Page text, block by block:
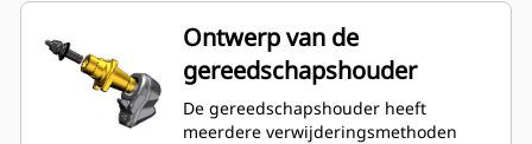
Ontwerp van de
gereedschapshouder
De gereedschapshouder heeft
meerdere verwijderingsmethoden